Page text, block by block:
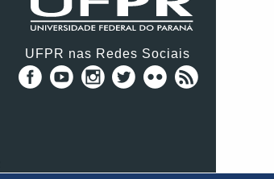
UFPR nas Redes Sociais